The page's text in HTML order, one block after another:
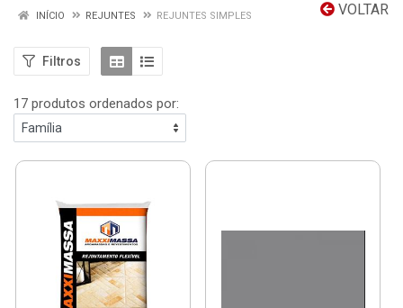
VOLTAR
INÍCIO REJUNTES REJUNTES SIMPLES
Filtros
17 produtos ordenados por: